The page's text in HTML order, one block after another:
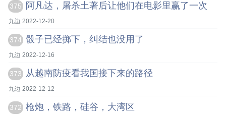
375 阿凡达，屠杀土著后让他们在电影里赢了一次
九边 2022-12-20
374 骰子已经掷下，纠结也没用了
九边 2022-12-16
373 从越南防疫看我国接下来的路径
九边 2022-12-12
372 枪炮，铁路，硅谷，大湾区